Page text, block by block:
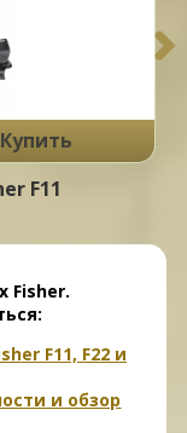
Купить
F11
Fisher.
F11, F22 и
и обзор